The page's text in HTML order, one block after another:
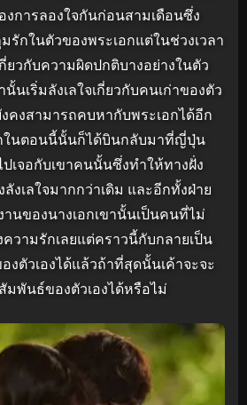
งการลองใจกันก่อนสามเดือนซึ่ง
รักในตัวของพระเอกแต่ในช่วงเวลา
ยวกับความผิดปกติบางอย่างในตัว
นั้นเริ่มลังเลใจเกี่ยวกับคนเก่าของตัว
คงสามารถคบหากับพระเอกได้อีก
ในตอนนี้นั้นก็ได้บินกลับมาที่ญี่ปุ่น
เจอกับเขาคนนั้นซึ่งทำให้ทางฝั่ง
งเลใจมากกว่าเดิม และอีกทั้งฝ่าย
นของนางเอกเขานั้นเป็นคนที่ไม่
ความรักเลยแต่คราวนี้กับกลายเป็น
งตัวเองได้แล้วถ้าที่สุดนั้นเค้าจะจะ
มพันธ์ของตัวเองได้หรือไม่